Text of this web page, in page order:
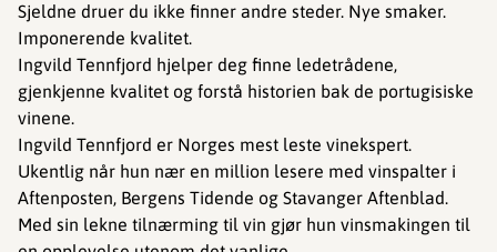
Sjeldne druer du ikke finner andre steder. Nye smaker.
Imponerende kvalitet.
Ingvild Tennfjord hjelper deg finne ledetrådene,
gjenkjenne kvalitet og forstå historien bak de portugisiske
vinene.
Ingvild Tennfjord er Norges mest leste vinekspert.
Ukentlig når hun nær en million lesere med vinspalter i
Aftenposten, Bergens Tidende og Stavanger Aftenblad.
Med sin lekne tilnærming til vin gjør hun vinsmakingen til